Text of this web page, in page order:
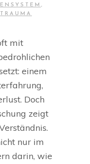
,
TRAUMA
mit
einem
Doch
zeigt
nur im
darin, wie